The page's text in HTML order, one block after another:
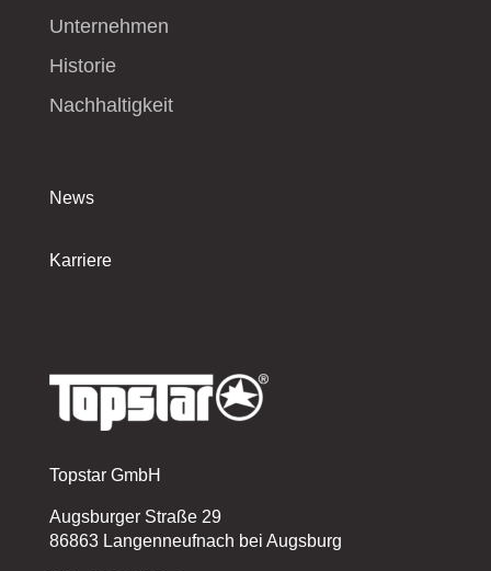
Unternehmen
Historie
Nachhaltigkeit
News
Karriere
Topstar GmbH
Augsburger Straße 29
86863 Langenneufnach bei Augsburg